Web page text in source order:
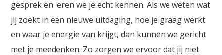
gesprek en leren we je echt kennen. Als we weten wat
jij zoekt in een nieuwe uitdaging, hoe je graag werkt
en waar je energie van krijgt, dan kunnen we gericht
met je meedenken. Zo zorgen we ervoor dat jij niet